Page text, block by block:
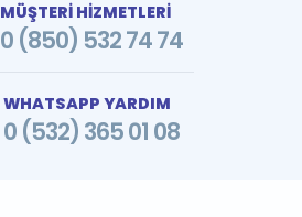
MÜŞTERİ HİZMETLERİ
0 (850) 532 74 74
WHATSAPP YARDIM
0 (532) 365 01 08